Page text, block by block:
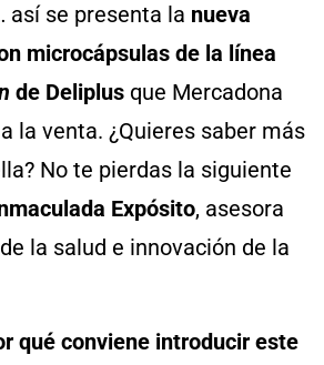
así se presenta la nueva
microcápsulas de la línea
de Deliplus que Mercadona
la venta. ¿Quieres saber más
No te pierdas la siguiente
Expósito, asesora
la salud e innovación de la
qué conviene introducir este